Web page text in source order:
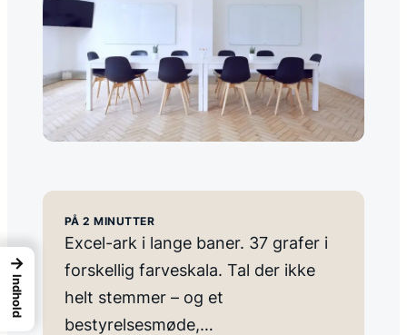
PÅ 2 MINUTTER
Excel-ark i lange baner. 37 grafer i
forskellig farveskala. Tal der ikke
helt stemmer – og et
bestyrelsesmøde,…
→
Indhold